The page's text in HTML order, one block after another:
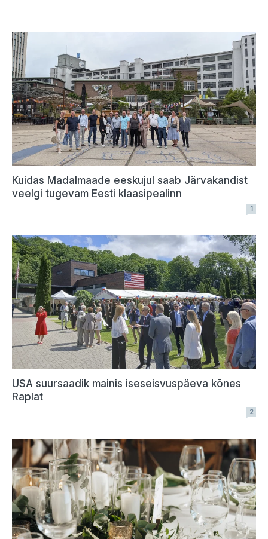
Kuidas Madalmaade eeskujul saab Järvakandist
veelgi tugevam Eesti klaasipealinn
1
USA suursaadik mainis iseseisvuspäeva kõnes
Raplat
2